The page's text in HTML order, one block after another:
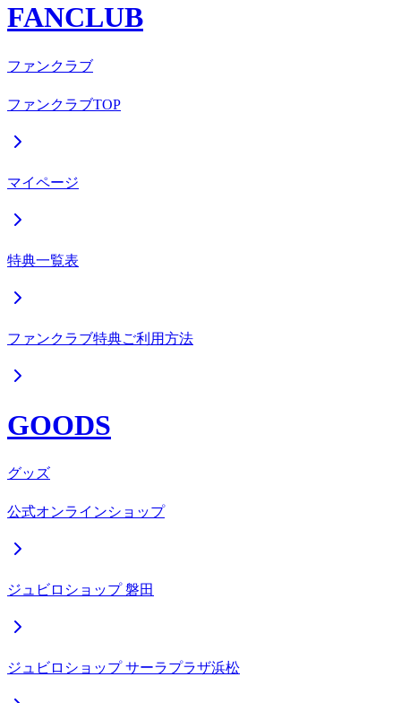
FANCLUB
ファンクラブ
ファンクラブTOP
マイページ
特典一覧表
ファンクラブ特典ご利用方法
GOODS
グッズ
公式オンラインショップ
ジュビロショップ 磐田
ジュビロショップ サーラプラザ浜松